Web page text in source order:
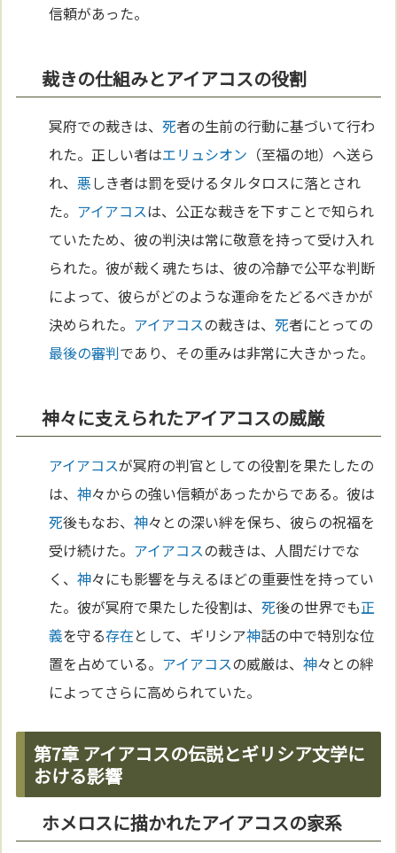
信頼があった。
裁きの仕組みとアイアコスの役割
冥府での裁きは、死者の生前の行動に基づいて行わ
れた。正しい者はエリュシオン （至福の地）へ送ら
れ、悪しき者は罰を受けるタルタロスに落とされ
た。 アイアコスは、公正な裁きを下すことで知られ
ていたため、彼の判決は常に敬意を持って受け入れ
られた。彼が裁く魂たちは、彼の冷静で公平な判断
によって、彼らがどのような運命をたどるべきかが
決められた。 アイアコスの裁きは、死者にとっての
最後の審判であり、その重みは非常に大きかった。
神々に支えられたアイアコスの威厳
アイアコスが冥府の判官としての役割を果たしたの
は、神々からの強い信頼があったからである。彼は
死後もなお、神々との深い絆を保ち、彼らの祝福を
受け続けた。 アイアコスの裁きは、人間だけでな
く、神々にも影響を与えるほどの重要性を持ってい
た。彼が冥府で果たした役割は、死後の世界でも正
義を守る存在として、ギリシア神話の中で特別な位
置を占めている。 アイアコスの威厳は、神々との絆
によってさらに高められていた。
第7章 アイアコスの伝説とギリシア文学に
おける影響
ホメロスに描かれたアイアコスの家系